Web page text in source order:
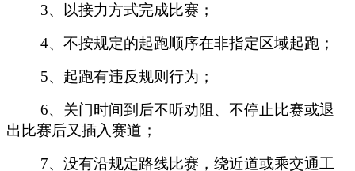
3、以接力方式完成比赛；
4、不按规定的起跑顺序在非指定区域起跑；
5、起跑有违反规则行为；
6、关门时间到后不听劝阻、不停止比赛或退
出比赛后又插入赛道；
7、没有沿规定路线比赛，绕近道或乘交通工